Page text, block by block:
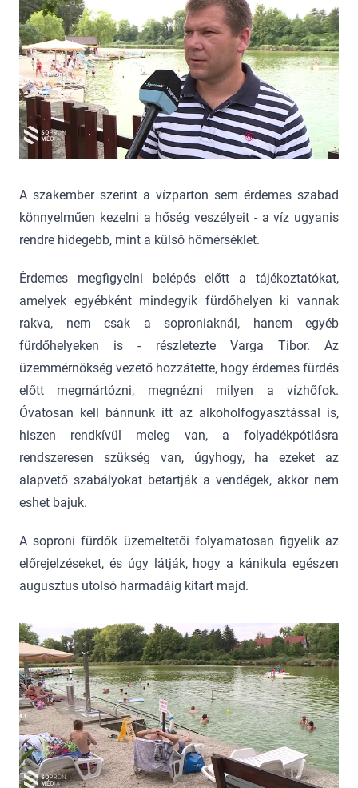
A szakember szerint a vízparton sem érdemes szabad
könnyelműen kezelni a hőség veszélyeit - a víz ugyanis
rendre hidegebb, mint a külső hőmérséklet.
Érdemes megfigyelni belépés előtt a tájékoztatókat,
amelyek egyébként mindegyik fürdőhelyen ki vannak
rakva, nem csak a soproniaknál, hanem egyéb
fürdőhelyeken is - részletezte Varga Tibor. Az
üzemmérnökség vezető hozzátette, hogy érdemes fürdés
előtt megmártózni, megnézni milyen a vízhőfok.
Óvatosan kell bánnunk itt az alkoholfogyasztással is,
hiszen rendkívül meleg van, a folyadékpótlásra
rendszeresen szükség van, úgyhogy, ha ezeket az
alapvető szabályokat betartják a vendégek, akkor nem
eshet bajuk.
A soproni fürdők üzemeltetői folyamatosan figyelik az
előrejelzéseket, és úgy látják, hogy a kánikula egészen
augusztus utolsó harmadáig kitart majd.